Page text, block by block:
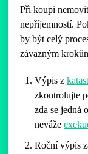
Při koupi
nepříjemností.
by být celý
závazným
Výpis z
zkontrolujte
zda se jedná
neváže
Roční výpis